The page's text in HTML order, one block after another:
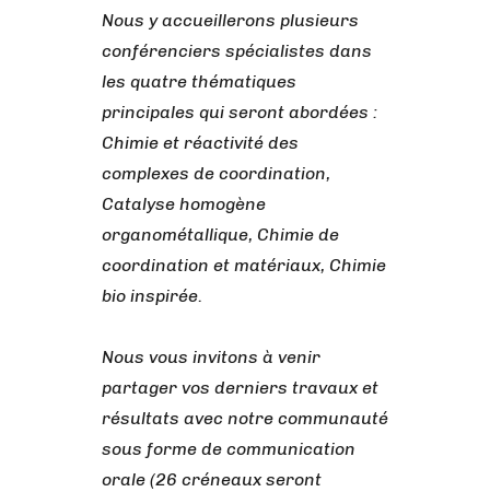
Nous y accueillerons plusieurs
conférenciers spécialistes dans
les quatre thématiques
principales qui seront abordées :
Chimie et réactivité des
complexes de coordination,
Catalyse homogène
organométallique, Chimie de
coordination et matériaux, Chimie
bio inspirée.
Nous vous invitons à venir
partager vos derniers travaux et
résultats avec notre communauté
sous forme de communication
orale (26 créneaux seront